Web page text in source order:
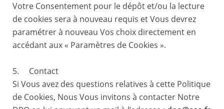
Votre Consentement pour le dépôt et/ou la lecture
de cookies sera à nouveau requis et Vous devrez
paramétrer à nouveau Vos choix directement en
accédant aux « Paramètres de Cookies ».
5. Contact
Si Vous avez des questions relatives à cette Politique
de Cookies, Nous Vous invitons à contacter Notre